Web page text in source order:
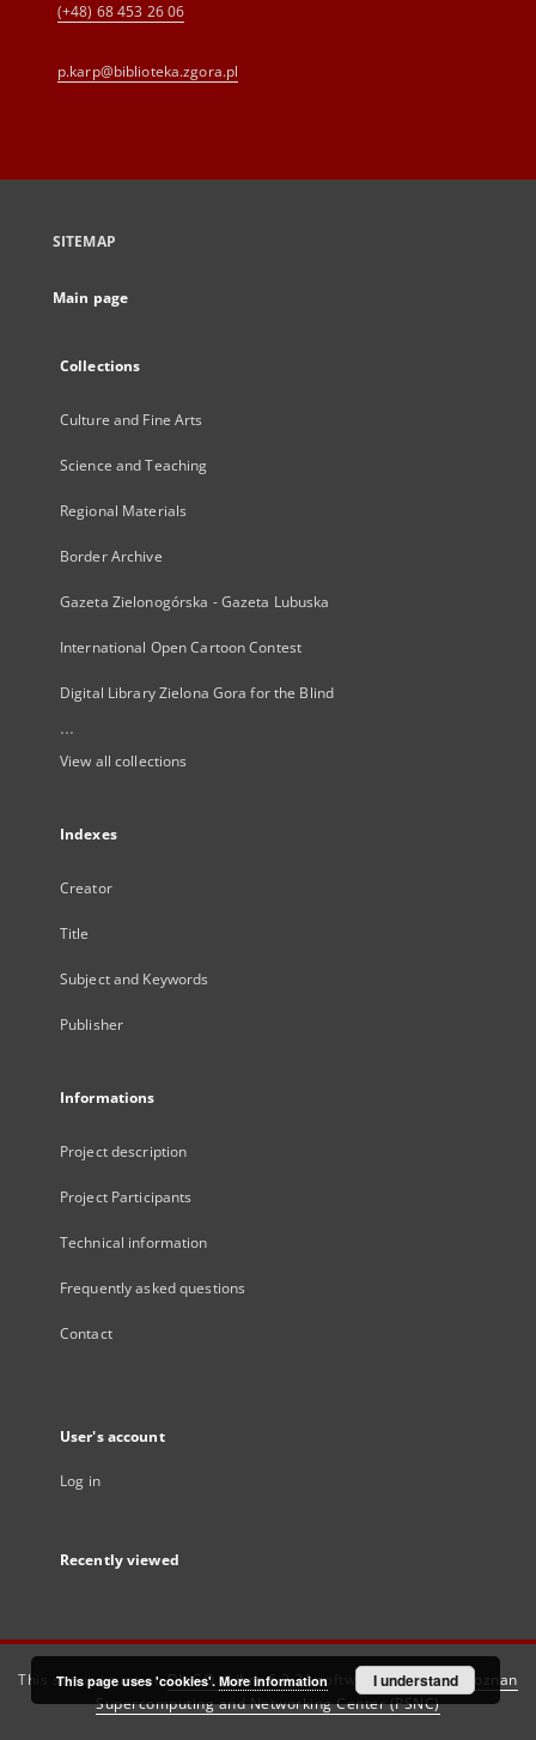
(+48) 68 453 26 06
p.karp@biblioteka.zgora.pl
SITEMAP
Main page
Collections
Culture and Fine Arts
Science and Teaching
Regional Materials
Border Archive
Gazeta Zielonogórska - Gazeta Lubuska
International Open Cartoon Contest
Digital Library Zielona Gora for the Blind
...
View all collections
Indexes
Creator
Title
Subject and Keywords
Publisher
Informations
Project description
Project Participants
Technical information
Frequently asked questions
Contact
User's account
Log in
Recently viewed
This service runs onDInGO dLibra 6.3.21software created by
Poznan
Supercomputing and Networking Center (PSNC)
This page uses 'cookies'. More information I understand